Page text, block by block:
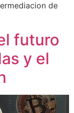
de
futuro
y el